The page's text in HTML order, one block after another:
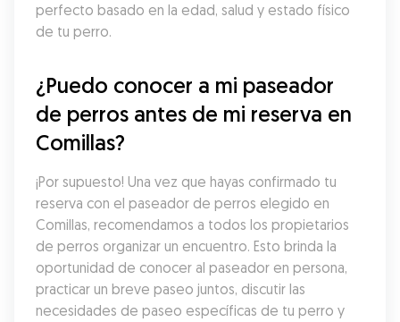
perfecto basado en la edad, salud y estado físico
de tu perro.
¿Puedo conocer a mi paseador
de perros antes de mi reserva en
Comillas?
¡Por supuesto! Una vez que hayas confirmado tu
reserva con el paseador de perros elegido en
Comillas, recomendamos a todos los propietarios
de perros organizar un encuentro. Esto brinda la
oportunidad de conocer al paseador en persona,
practicar un breve paseo juntos, discutir las
necesidades de paseo específicas de tu perro y